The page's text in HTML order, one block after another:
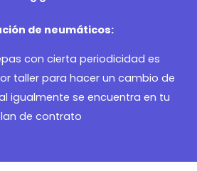
de neumáticos:
con cierta periodicidad es
taller para hacer un cambio de
igualmente se encuentra en tu
de contrato